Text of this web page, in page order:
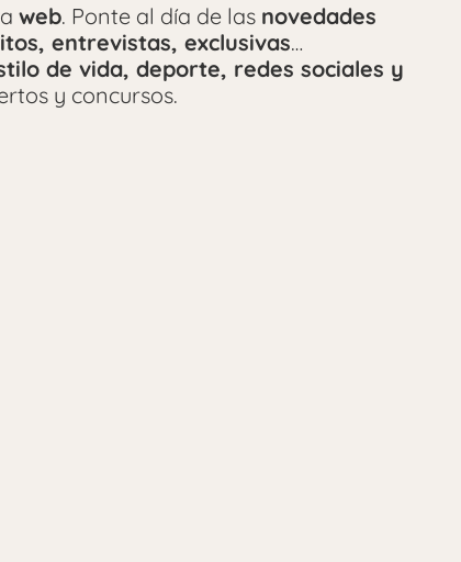
web. Ponte al día de las novedades
entrevistas, exclusivas…
de vida, deporte, redes sociales y
y concursos.